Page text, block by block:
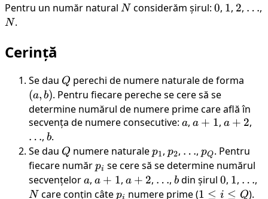
Pentru un număr natural N
N considerăm șirul:0
0, 1
1, 2
2, …,
N
N.
Cerință
Se dau Q
Q perechi de numere naturale de forma
(a, b). Pentru fiecare pereche se cere să se
determine numărul de numere prime care află în
secvența de numere consecutive: a
a, a+1
a + 1, a+2
a + 2,
…, b
b.
Se dau Q
Q numere naturalep_1
p1, p_2
p2, \dots
…, p_Q
pQ. Pentru
fiecare numărp_i
pi se cere să se determine numărul
secvențelora
a, a+1
a + 1, a+2
a + 2, \dots
…,b
b din șirul0
0, 1
1, …,
N care conțin câtep_i
pi numere prime (1
1 ≤ i ≤ Q).